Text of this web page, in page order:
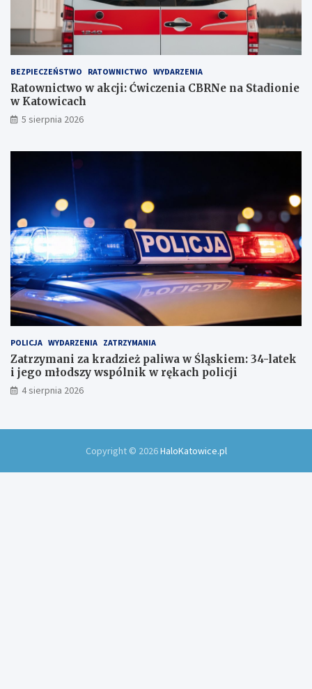
BEZPIECZEŃSTWO RATOWNICTWO WYDARZENIA
Ratownictwo w akcji: Ćwiczenia CBRNe na Stadionie
w Katowicach
5 sierpnia 2026
POLICJA WYDARZENIA ZATRZYMANIA
Zatrzymani za kradzież paliwa w Śląskiem: 34-latek
i jego młodszy wspólnik w rękach policji
4 sierpnia 2026
Copyright © 2026HaloKatowice.pl